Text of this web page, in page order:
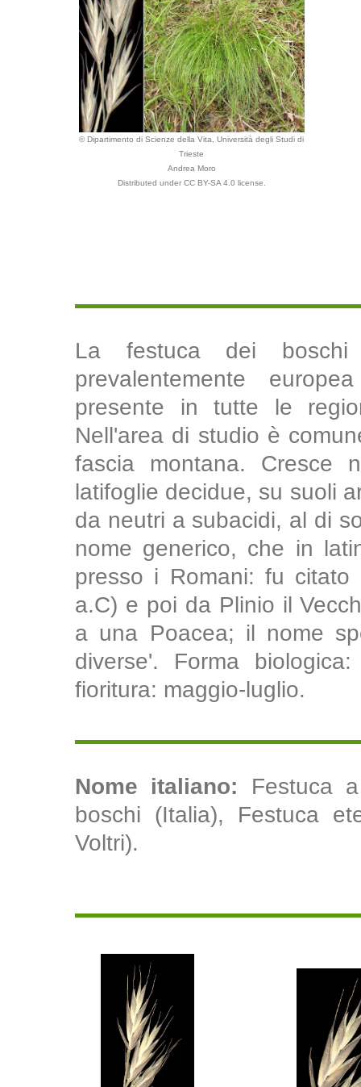
© Dipartimento di Scienze della Vita, Università degli Studi di
Trieste
Andrea Moro
Distributed under CC BY-SA 4.0 license.
La festuca dei
prevalentemente
presente in tutte le
Nell'area di studio è
fascia montana. Cresce
latifoglie decidue, su suoli
da neutri a subacidi, al di
nome generico, che in
presso i Romani: fu citato
a.C) e poi da Plinio il
a una Poacea; il nome
diverse'. Forma
fioritura: maggio-luglio.
Nome italiano: Festuca
boschi (Italia), Festuca
Voltri).